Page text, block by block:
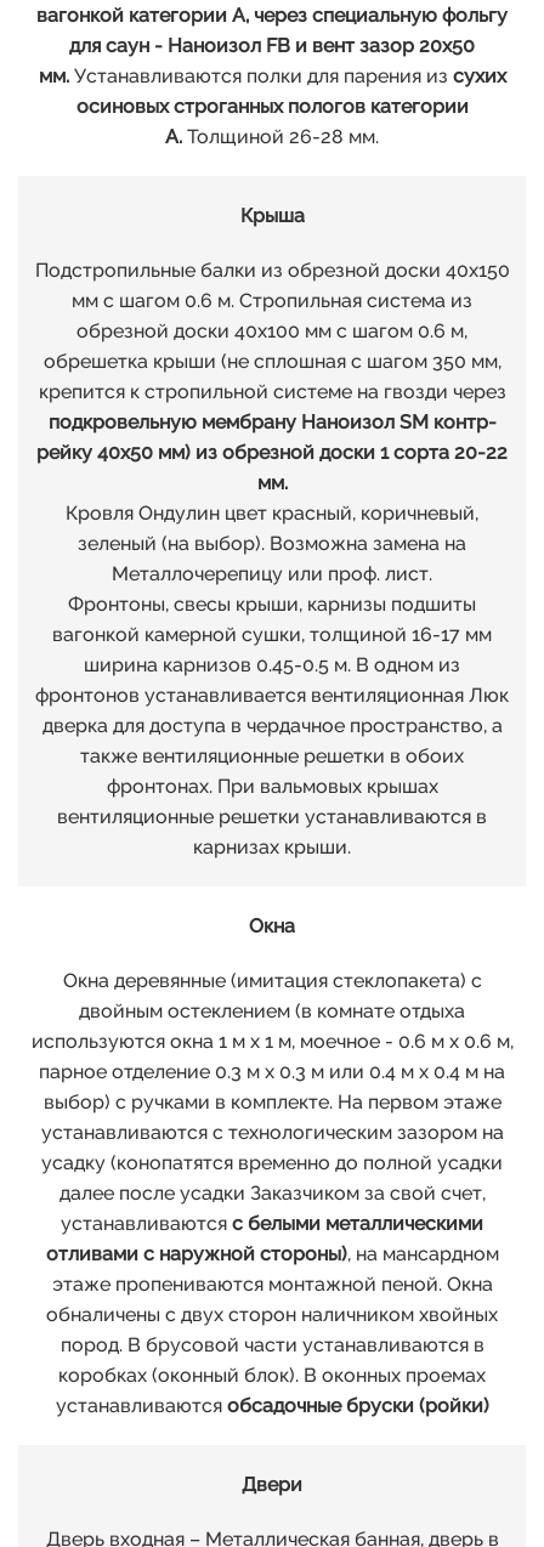
вагонкой категории А, через специальную фольгу
для саун - Наноизол FB и вент зазор 20х50
мм. Устанавливаются полки для парения из сухих
осиновых строганных пологов категории
А. Толщиной 26-28 мм.
Крыша
Подстропильные балки из обрезной доски 40х150
мм с шагом 0.6 м. Стропильная система из
обрезной доски 40х100 мм с шагом 0.6 м,
обрешетка крыши (не сплошная с шагом 350 мм,
крепится к стропильной системе на гвозди через
подкровельную мембрану Наноизол SM контр-
рейку 40х50 мм) из обрезной доски 1 сорта 20-22
мм.
Кровля Ондулин цвет красный, коричневый,
зеленый (на выбор). Возможна замена на
Металлочерепицу или проф. лист.
Фронтоны, свесы крыши, карнизы подшиты
вагонкой камерной сушки, толщиной 16-17 мм
ширина карнизов 0.45-0.5 м. В одном из
фронтонов устанавливается вентиляционная Люк
дверка для доступа в чердачное пространство, а
также вентиляционные решетки в обоих
фронтонах. При вальмовых крышах
вентиляционные решетки устанавливаются в
карнизах крыши.
Окна
Окна деревянные (имитация стеклопакета) с
двойным остеклением (в комнате отдыха
используются окна 1 м х 1 м, моечное - 0.6 м х 0.6 м,
парное отделение 0.3 м х 0.3 м или 0.4 м х 0.4 м на
выбор) с ручками в комплекте. На первом этаже
устанавливаются с технологическим зазором на
усадку (конопатятся временно до полной усадки
далее после усадки Заказчиком за свой счет,
устанавливаются с белыми металлическими
отливами с наружной стороны), на мансардном
этаже пропениваются монтажной пеной. Окна
обналичены с двух сторон наличником хвойных
пород. В брусовой части устанавливаются в
коробках (оконный блок). В оконных проемах
устанавливаются обсадочные бруски (ройки)
Двери
Дверь входная – Металлическая банная, дверь в